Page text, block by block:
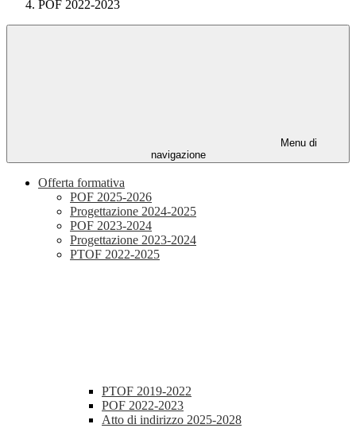
POF 2022-2023
Menu di
navigazione
Offerta formativa
POF 2025-2026
Progettazione 2024-2025
POF 2023-2024
Progettazione 2023-2024
PTOF 2022-2025
PTOF 2019-2022
POF 2022-2023
Atto di indirizzo 2025-2028